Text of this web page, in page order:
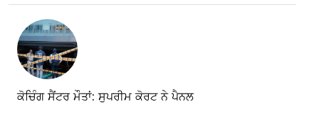
ਕੋਚਿੰਗ ਸੈਂਟਰ ਮੌਤਾਂ: ਸੁਪਰੀਮ ਕੋਰਟ ਨੇ ਪੈਨਲ